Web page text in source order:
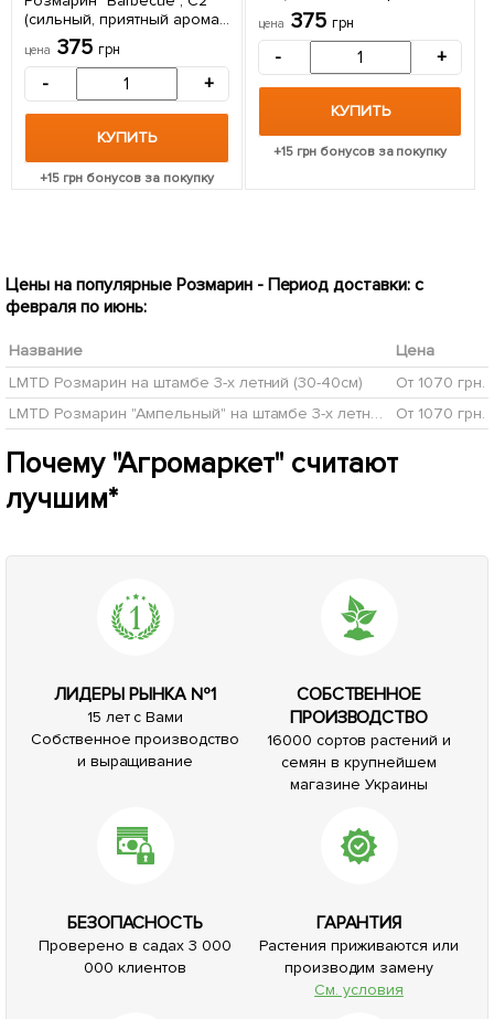
(сильный, приятный аромат,
идеальный для гриля) 1
саженец в упаковке
цена 375 грн
- +
КУПИТЬ
+15 грн бонусов за покупку
аромат с лёгкими
имбирными нотками) 1
саженец в упаковке
цена 375 грн
- +
КУПИТЬ
+15грн бонусов за покупку
Цены на популярные Розмарин - Период доставки: с
февраля по июнь:
Название
Цена
LMTD Розмарин на штамбе 3-х летний (30-40см)
От 1070 грн.
LMTD Розмарин "Ампельный" на штамбе 3-х летний (30-40см)
От 1070 грн.
Почему "Агромаркет" считают
лучшим*
ЛИДЕРЫ РЫНКА №1
15 лет с Вами
Собственное производство
и выращивание
СОБСТВЕННОЕ
ПРОИЗВОДСТВО
16000 сортов растений и
семян в крупнейшем
магазине Украины
БЕЗОПАСНОСТЬ
Проверено в садах 3 000
000 клиентов
ГАРАНТИЯ
Растения приживаются или
производим замену
См. условия